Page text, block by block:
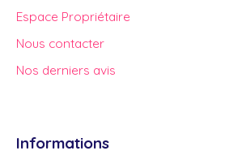
Espace Propriétaire
Nous contacter
Nos derniers avis
Informations